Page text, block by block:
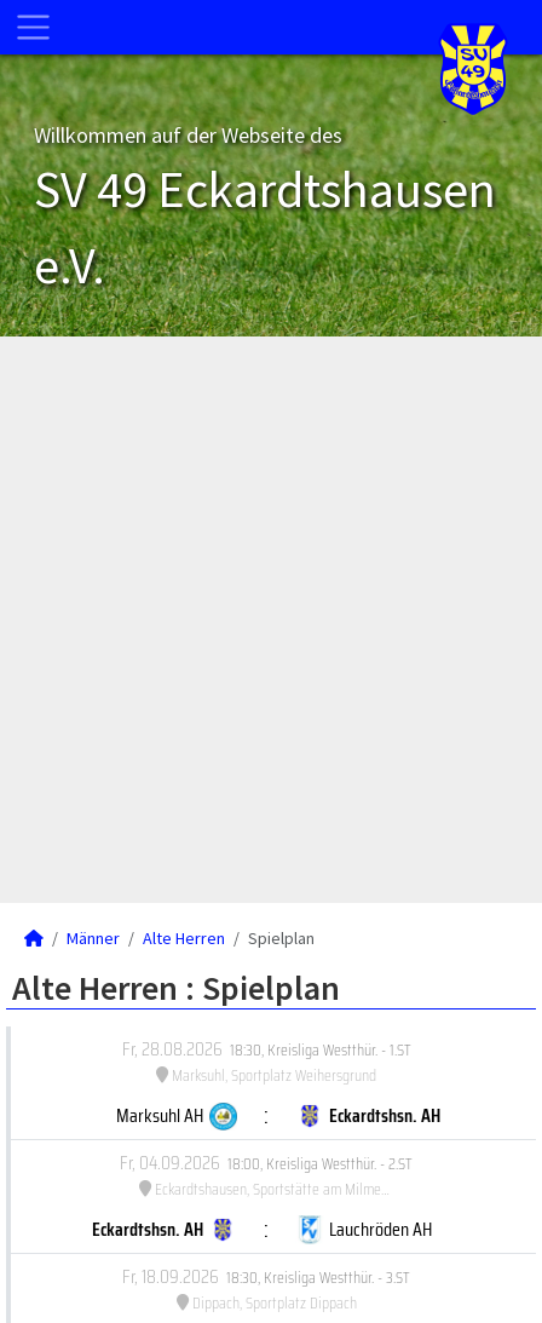
Willkommen auf der Webseite des
SV 49 Eckardtshausen
e.V.
Männer Alte Herren Spielplan
Alte Herren : Spielplan
Fr, 28.08.2026 18:30,Kreisliga Westthür. - 1.ST
Marksuhl, Sportplatz Weihersgrund
Marksuhl AH :
Eckardtshsn. AH
Fr, 04.09.2026 18:00,Kreisliga Westthür. - 2.ST
Eckardtshausen, Sportstätte am Milmesberg
Eckardtshsn. AH :
Lauchröden AH
Fr, 18.09.2026 18:30,Kreisliga Westthür. - 3.ST
Dippach, Sportplatz Dippach